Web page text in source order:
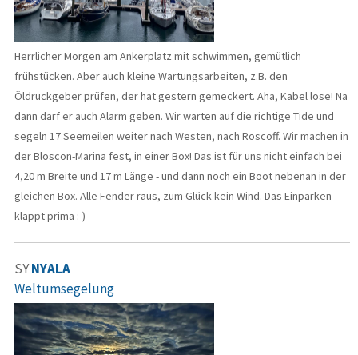
Herrlicher Morgen am Ankerplatz mit schwimmen, gemütlich
frühstücken. Aber auch kleine Wartungsarbeiten, z.B. den
Öldruckgeber prüfen, der hat gestern gemeckert. Aha, Kabel lose! Na
dann darf er auch Alarm geben. Wir warten auf die richtige Tide und
segeln 17 Seemeilen weiter nach Westen, nach Roscoff. Wir machen in
der Bloscon-Marina fest, in einer Box! Das ist für uns nicht einfach bei
4,20 m Breite und 17 m Länge - und dann noch ein Boot nebenan in der
gleichen Box. Alle Fender raus, zum Glück kein Wind. Das Einparken
klappt prima :-)
SYNYALA
Weltumsegelung